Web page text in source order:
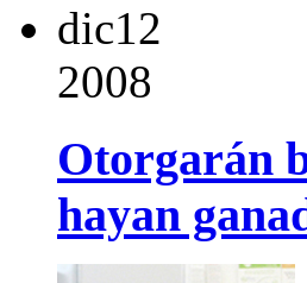
dic12
2008
Otorgarán
hayan